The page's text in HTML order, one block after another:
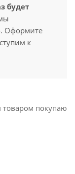
будет
Оформите
к
товаром покупают